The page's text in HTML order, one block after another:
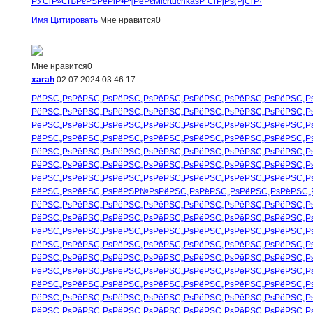
Имя Цитировать Мне нравится0
Мне нравится0
xarah 02.07.2024 03:46:17
РёРЅС„РѕРёРЅС„РѕРёРЅС„РѕРёРЅС„РѕРёРЅС„РѕРёРЅС„Рѕ
РёРЅС„РѕРёРЅС„РѕРёРЅС„РѕРёРЅС„РѕРёРЅС„РѕРёРЅС„Рѕ
РёРЅС„РѕРёРЅС„РѕРёРЅС„РѕРёРЅС„РѕРёРЅС„РѕРёРЅС„Рѕ
РёРЅС„РѕРёРЅС„РѕРёРЅС„РѕРёРЅС„РѕРёРЅС„РѕРёРЅС„Рѕ
РёРЅС„РѕРёРЅС„РѕРёРЅС„РѕРёРЅС„РѕРёРЅС„РѕРёРЅС„Рѕ
РёРЅС„РѕРёРЅС„РѕРёРЅС„РѕРёРЅС„РѕРёРЅС„РѕРёРЅС„Рѕ
РёРЅС„РѕРёРЅС„РѕРёРЅС„РѕРёРЅС„РѕРёРЅС„РѕРёРЅС„Рѕ
РёРЅС„РѕРёРЅС„РѕРёРЅР№РѕРёРЅС„РѕРёРЅС„РѕРёРЅС„Рѕ
РёРЅС„РѕРёРЅС„РѕРёРЅС„РѕРёРЅС„РѕРёРЅС„РѕРёРЅС„Рѕ
РёРЅС„РѕРёРЅС„РѕРёРЅС„РѕРёРЅС„РѕРёРЅС„РѕРёРЅС„Рѕ
РёРЅС„РѕРёРЅС„РѕРёРЅС„РѕРёРЅС„РѕРёРЅС„РѕРёРЅС„Рѕ
РёРЅС„РѕРёРЅС„РѕРёРЅС„РѕРёРЅС„РѕРёРЅС„РѕРёРЅС„Рѕ
РёРЅС„РѕРёРЅС„РѕРёРЅС„РѕРёРЅС„РѕРёРЅС„РѕРёРЅС„Рѕ
РёРЅС„РѕРёРЅС„РѕРёРЅС„РѕРёРЅС„РѕРёРЅС„РѕРёРЅС„Рѕ
РёРЅС„РѕРёРЅС„РѕРёРЅС„РѕРёРЅС„РѕРёРЅС„РѕРёРЅС„Рѕ
РёРЅС„РѕРёРЅС„РѕРёРЅС„РѕРёРЅС„РѕРёРЅС„РѕРёРЅС„Рѕ
РёРЅС„РѕРёРЅС„РѕРёРЅС„РѕРёРЅС„РѕРёРЅС„РѕРёРЅС„Рѕ